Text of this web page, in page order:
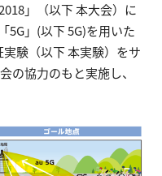
」（以下 本大会）に
5G」(以下 5G)を用いた
験（以下 本実験）をサ
の協力のもと実施し、